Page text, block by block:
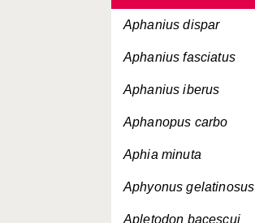
Aphanius dispar
Aphanius fasciatus
Aphanius iberus
Aphanopus carbo
Aphia minuta
Aphyonus gelatinosus
Apletodon bacescui